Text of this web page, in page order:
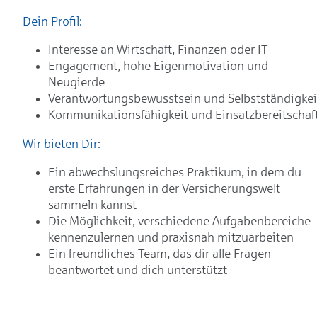
Dein Profil:
Interesse an Wirtschaft, Finanzen oder IT
Engagement, hohe Eigenmotivation und
Neugierde
Verantwortungsbewusstsein und
Kommunikationsfähigkeit und
Wir bieten Dir:
Ein abwechslungsreiches Praktikum, in dem du
erste Erfahrungen in der Versicherungswelt
sammeln kannst
Die Möglichkeit, verschiedene Aufgabenbereiche
kennenzulernen und praxisnah mitzuarbeiten
Ein freundliches Team, das dir alle Fragen
beantwortet und dich unterstützt